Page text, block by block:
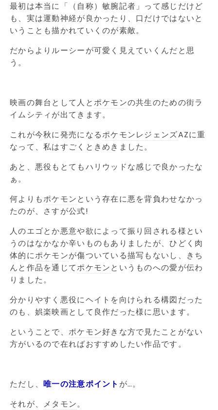
最初は本当に「（自称）敏腕記者」って感じだけど
も、実は運動神経が良かったり、口だけではないと
いうことも描かれていくのが素敵。
だからよりルーシーが可愛く見えていくんだと思
う。
映画の舞台として人とポケモンの共生のための街ラ
イムシティが出てきます。
これが今秋に発売になるポケモンレジェンズAZに重
なって、私はすごくときめきました。
あと、悪役もとてもハリウッドな感じで良かったな
ぁ。
何よりもポケモンという存在に悪を背負わせなかっ
たのが、さすが公式!
人のエゴとか悪意や欲によって振り回される様とい
うのはなかなか辛いものもありましたが、ひどく肉
体的にポケモンが傷ついている描写もないし、きち
んと作品を通じてポケモンというものへの愛が伝わ
りました。
分かりやすく悪役にヘイトを向けられる構図だった
のも、娯楽映画として良作だった様に思います。
ということで、 ポケモン好きな方で見たことがない
方がいるので在ればおすすめしたい作品です。
ただし、唯一の注意ポイント が…。
それが、 メタモン。